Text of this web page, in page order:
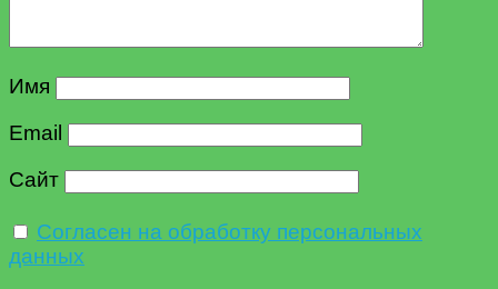
Имя
Email
Сайт
Согласен на обработку персональных
данных